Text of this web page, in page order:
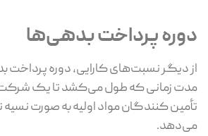
دوره پرداخت بدهی‌ها
از دیگر نسبت‌های کارایی، دوره
مدت زمانی که طول می‌کشد تا یک شرکت
تأمین کنندگان مواد اولیه به صورت نسیه
می‌دهد.